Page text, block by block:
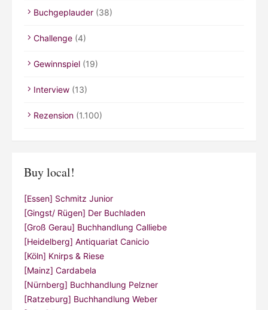
Buchgeplauder (38)
Challenge (4)
Gewinnspiel (19)
Interview (13)
Rezension (1.100)
Buy local!
[Essen] Schmitz Junior
[Gingst/ Rügen] Der Buchladen
[Groß Gerau] Buchhandlung Calliebe
[Heidelberg] Antiquariat Canicio
[Köln] Knirps & Riese
[Mainz] Cardabela
[Nürnberg] Buchhandlung Pelzner
[Ratzeburg] Buchhandlung Weber